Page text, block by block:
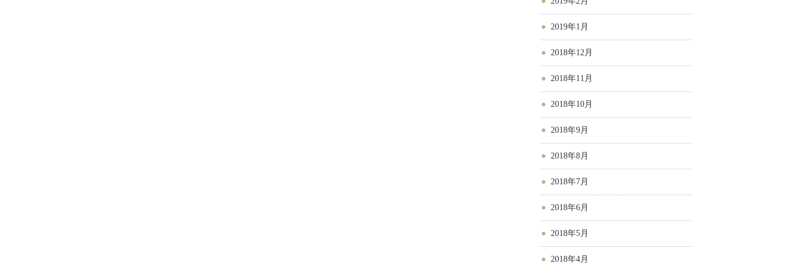
2019年1月
2018年12月
2018年11月
2018年10月
2018年9月
2018年8月
2018年7月
2018年6月
2018年5月
2018年4月